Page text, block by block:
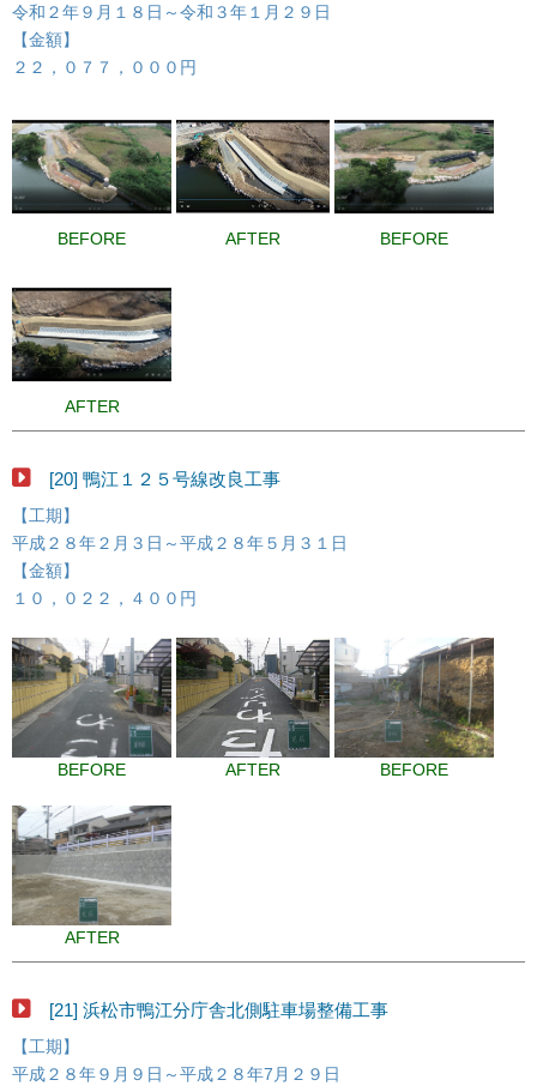
令和２年９月１８日～令和３年１月２９日
【金額】
２２，０７７，０００円
BEFORE AFTER BEFORE
AFTER
[20] 鴨江１２５号線改良工事
【工期】
平成２８年２月３日～平成２８年５月３１日
【金額】
１０，０２２，４００円
BEFORE AFTER BEFORE
AFTER
[21] 浜松市鴨江分庁舎北側駐車場整備工事
【工期】
平成２８年９月９日～平成２８年7月２９日